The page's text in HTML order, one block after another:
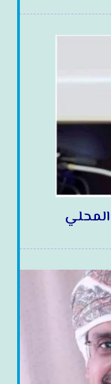
المحلي